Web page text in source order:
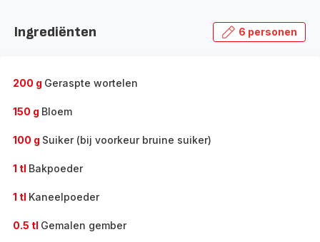
volledige
Ingrediënten 6 personen
200 g Geraspte wortelen
150 g Bloem
100 g Suiker (bij voorkeur bruine suiker)
1 tl Bakpoeder
1 tl Kaneelpoeder
0.5 tl Gemalen gember